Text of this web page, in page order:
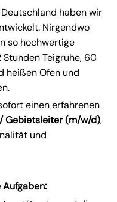
haben wir
Nirgendwo
so hochwertige
Stunden Teigruhe, 60
heißen Ofen und
einen erfahrenen
Gebietsleiter(m/w/d),
und